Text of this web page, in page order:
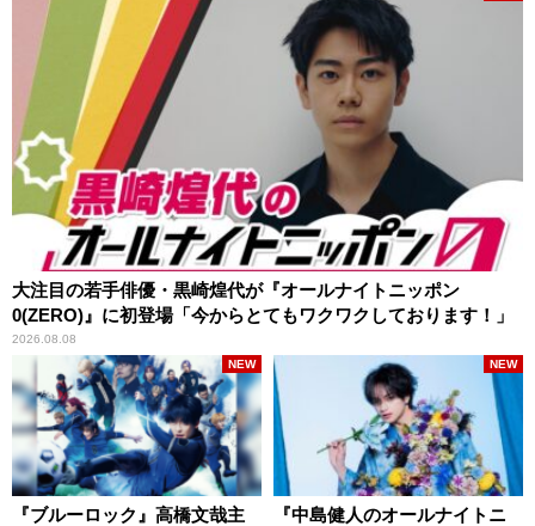
大注目の若手俳優・黒崎煌代が『オールナイトニッポン
0(ZERO)』に初登場「今からとてもワクワクしております！」
2026.08.08
『ブルーロック』高橋文哉主
NEW
『中島健人のオールナイトニ
NEW